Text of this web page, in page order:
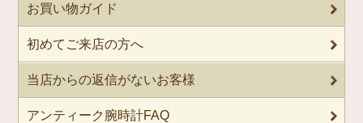
お買い物ガイド
初めてご来店の方へ
当店からの返信がないお客様
アンティーク腕時計FAQ